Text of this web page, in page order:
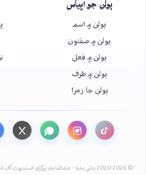
ٻولن جو اڀياس
ٻولن ۾ اسم
ٻولن ۾ صفتون
ٻولن ۾ فعل
ٻولن ۾ ظرف
ٻولن جا زمرا
© 2020-2026 ڀٽائي پيڊيا - عبدالماجد ڀرڳڙي